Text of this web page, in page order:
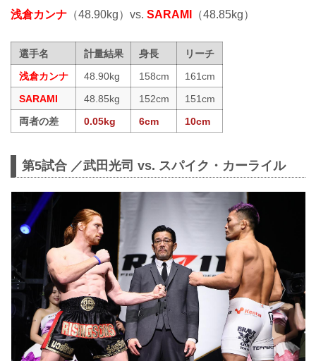
浅倉カンナ （48.90kg）vs. SARAMI （48.85kg）
選手名 計量結果 身長
リーチ
浅倉カンナ
48.90kg 158cm
161cm
SARAMI
48.85kg 152cm
151cm
両者の差
0.05kg 6cm 10cm
第5試合 ／武田光司 vs. スパイク・カーライル